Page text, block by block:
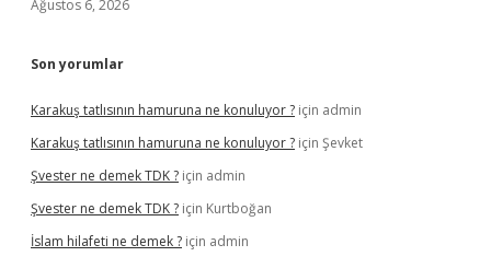
Ağustos 6, 2026
Son yorumlar
Karakuş tatlısının hamuruna ne konuluyor ? için admin
Karakuş tatlısının hamuruna ne konuluyor ? için Şevket
Şvester ne demek TDK ? için admin
Şvester ne demek TDK ? için Kurtboğan
İslam hilafeti ne demek ? için admin